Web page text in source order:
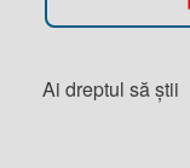
Ai dreptul să știi